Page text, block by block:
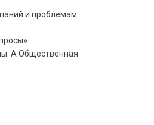
и проблемам
А Общественная